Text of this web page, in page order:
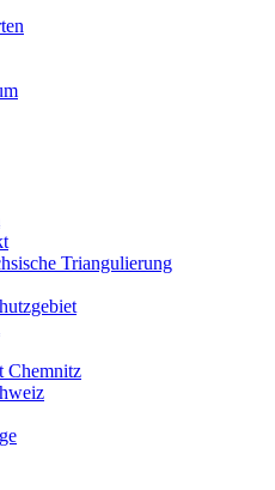
Triangulierung
Chemnitz